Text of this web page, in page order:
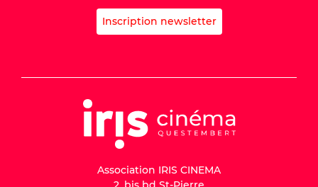
Inscription newsletter
Association IRIS CINEMA